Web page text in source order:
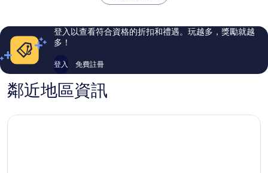
評
論
評
論
登入以查看符合資格的折扣和禮遇。玩越多，獎勵就越
多！
登入 免費註冊
鄰近地區資訊